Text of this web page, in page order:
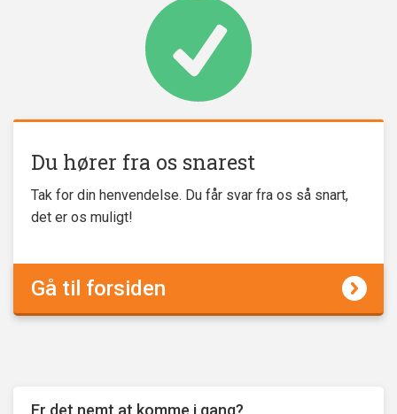
Du hører fra os snarest
Tak for din henvendelse. Du får svar fra os så snart,
det er os muligt!
Gå til forsiden
Er det nemt at komme i gang?